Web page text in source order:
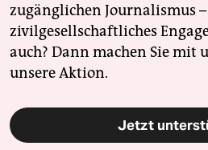
zugänglichen Journalismus
zivilgesellschaftliches
auch? Dann machen Sie mit
unsere Aktion.
Jetzt